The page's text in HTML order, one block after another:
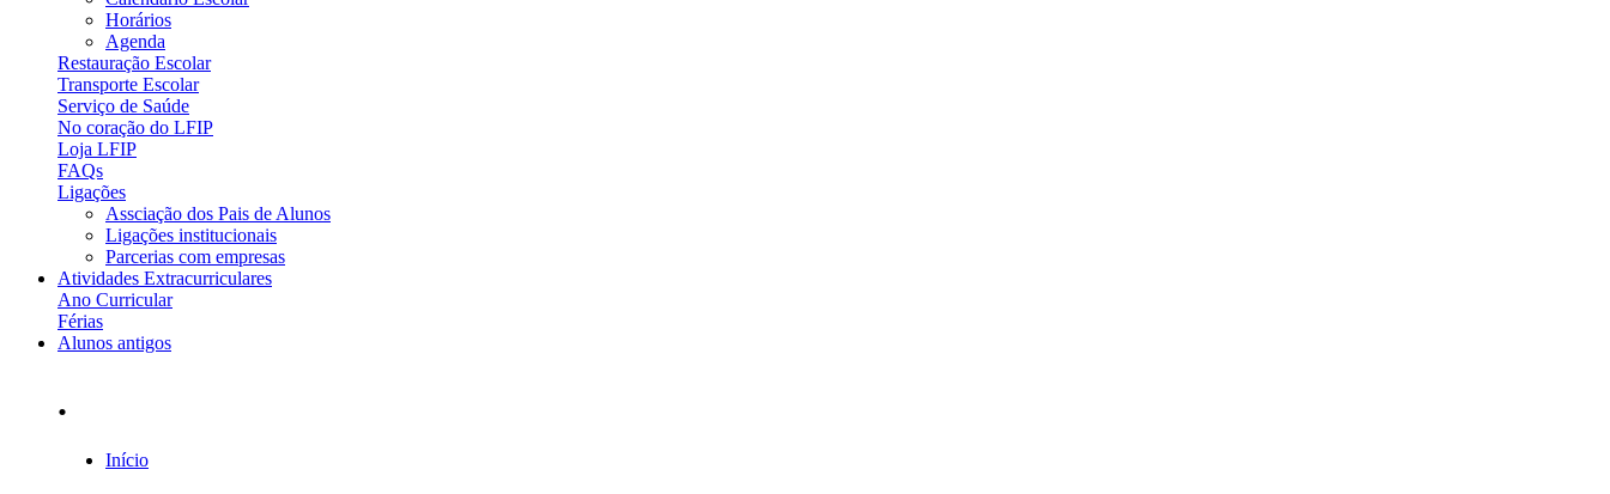
Horários
Agenda
Restauração Escolar
Transporte Escolar
Serviço de Saúde
No coração do LFIP
Loja LFIP
FAQs
Ligações
Assciação dos Pais de Alunos
Ligações institucionais
Parcerias com empresas
Atividades Extracurriculares
Ano Curricular
Férias
Alunos antigos
.
Início